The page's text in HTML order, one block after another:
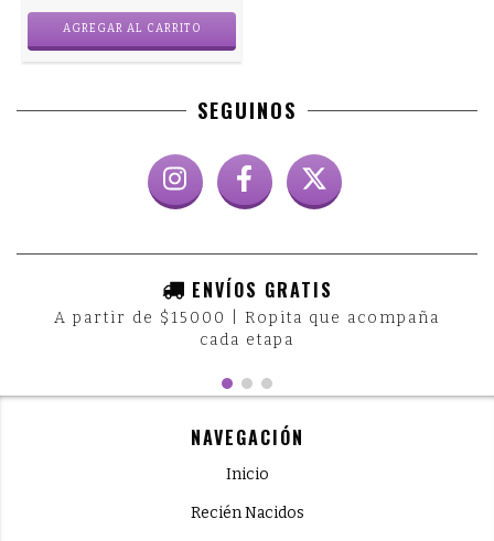
AGREGAR AL CARRITO
SEGUINOS
ENVÍOS GRATIS
A partir de $15000 | Ropita que acompaña
cada etapa
NAVEGACIÓN
Inicio
Recién Nacidos